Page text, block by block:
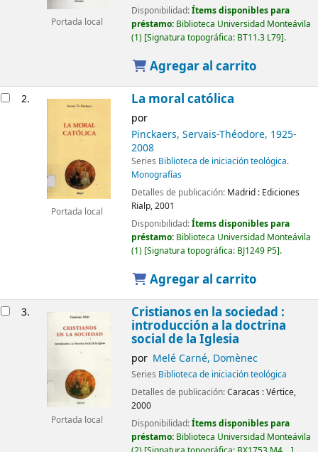
Portada local
Disponibilidad:Ítems disponibles para
préstamo: Biblioteca Universidad Monteávila
(1) Signatura topográfica: BT11.3 L79 .
Agregar al carrito
2.
Portada local
La moral católica
por
Pinckaers, Servais-Théodore, 1925-
2008
Series Biblioteca de iniciación teológica.
Monografías
Detalles de publicación: Madrid : Ediciones
Rialp,2001
Disponibilidad:Ítems disponibles para
préstamo: Biblioteca Universidad Monteávila
(1) Signatura topográfica: BJ1249 P5 .
Agregar al carrito
3.
Portada local
Cristianos en la sociedad :
introducción a la doctrina
social de la Iglesia
por Melé Carné, Domènec
Series Biblioteca de iniciación teológica
Detalles de publicación:Caracas :Vértice,
2000
Disponibilidad:Ítems disponibles para
préstamo: Biblioteca Universidad Monteávila